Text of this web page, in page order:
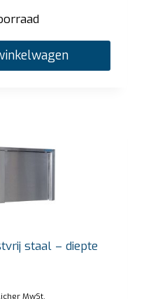
staal – diepte
MwSt.